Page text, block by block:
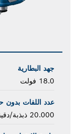
جهد البطارية
18.0 فولت
عدد اللفات بدون
20.000 ذبذبة/دقيقة